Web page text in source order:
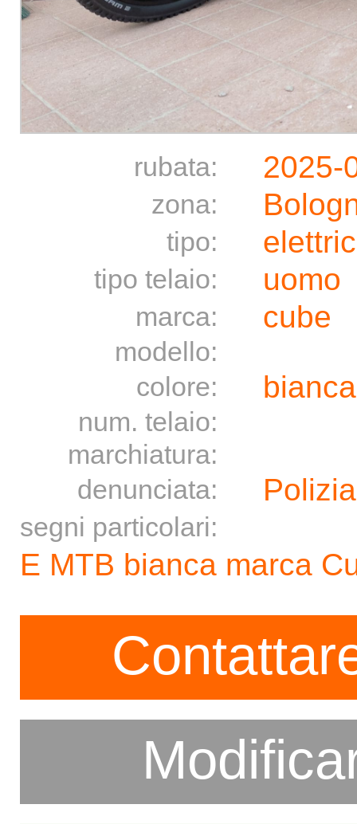
rubata: 2025-
zona:
tipo:
tipo telaio: uomo
marca: cube
modello:
colore:
num. telaio:
marchiatura:
denunciata:
segni particolari:
E MTB bianca marca